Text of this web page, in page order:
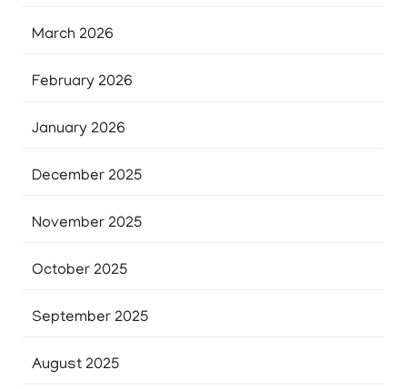
March 2026
February 2026
January 2026
December 2025
November 2025
October 2025
September 2025
August 2025